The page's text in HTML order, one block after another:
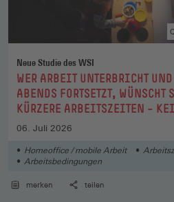
Neue Studie des WSI
:WER ARBEIT UNTERBRICHT UND
ABENDS FORTSETZT, WÜNSCHT
KÜRZERE ARBEITSZEITEN –
INDIZ FÜR BESSERE
06. Juli 2026
Homeoffice / mobile Arbeit
Arbeitsbedingungen
merken teilen